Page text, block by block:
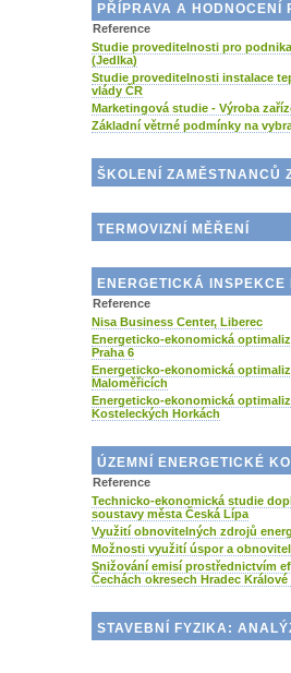
PŘÍPRAVA A HODNOCENÍ
Reference
Studie proveditelnosti pro
(Jedlka)
Studie proveditelnosti instalace
vlády ČR
Marketingová studie - Výroba
Základní větrné podmínky na
ŠKOLENÍ ZAMĚSTNANCŮ
TERMOVIZNÍ MĚŘENÍ
ENERGETICKÁ INSPEKCE
Reference
Nisa Business Center, Liberec
Energeticko-ekonomická
Praha 6
Energeticko-ekonomická
Maloměřicích
Energeticko-ekonomická
Kosteleckých Horkách
ÚZEMNÍ ENERGETICKÉ
Reference
Technicko-ekonomická studie
soustavy města Česká Lípa
Využití obnovitelných zdrojů
Možnosti využití úspor a
Snižování emisí prostřednictvím
Čechách okresech Hradec Králové
STAVEBNÍ FYZIKA: